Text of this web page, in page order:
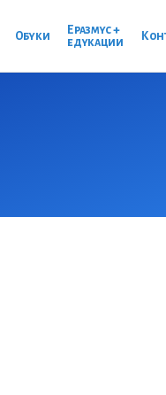
Обуки
Еразмус +
едукации